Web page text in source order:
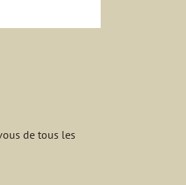
de tous les